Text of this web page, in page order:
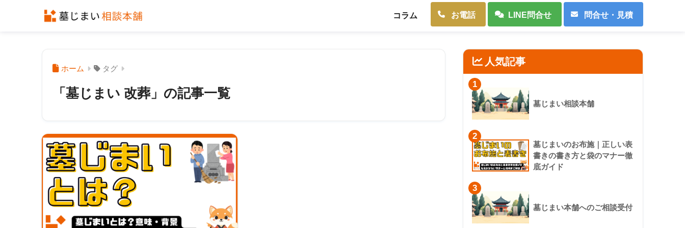
コラム お電話 LINE問合せ 問合せ・見積
ホーム タグ
「墓じまい 改葬」の記事一覧
人気記事
1
墓じまい相談本舗
2
墓じまいのお布施｜正しい表
書きの書き方と袋のマナー徹
底ガイド
3
墓じまい本舗へのご相談受付